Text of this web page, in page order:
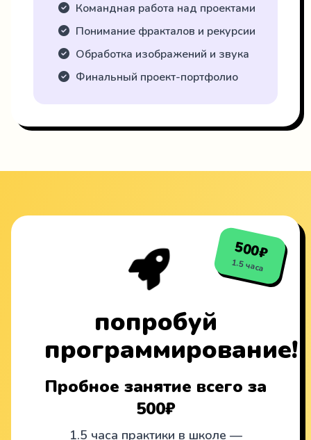
Командная работа над проектами
Понимание фракталов и рекурсии
Обработка изображений и звука
Финальный проект-портфолио
500₽
1.5 часа
попробуй
программирование!
Пробное занятие всего за
500₽
1.5 часа практики в школе —